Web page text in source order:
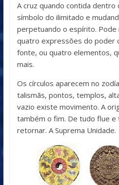
A cruz quando contida dentro
símbolo do ilimitado e
perpetuando o espírito.
quatro expressões do poder
fonte, ou quatro elementos,
mais.
Os círculos aparecem no
talismãs, pontos, templos,
vazio existe movimento. A
também o fim. De tudo flue e
retornar. A Suprema Unidade.